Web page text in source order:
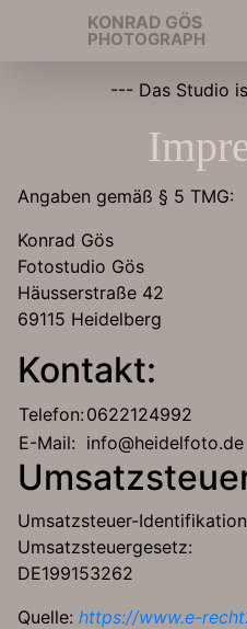
KONRAD GÖS
PHOTOGRAPH
--- Das Studio
Angaben gemäß § 5 TMG:
Konrad Gös
Fotostudio Gös
Häusserstraße 42
69115 Heidelberg
Kontakt:
Telefon: 0622124992
E-Mail: info@heidelfoto.de
Umsatzsteuer-
Umsatzsteuergesetz:
DE199153262
Quelle: https://www.e-